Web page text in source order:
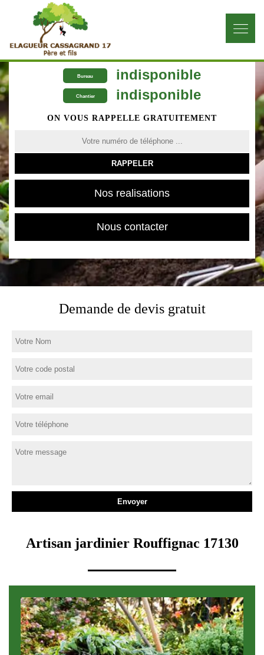
Bureau indisponible
Chantier indisponible
ON VOUS RAPPELLE GRATUITEMENT
Nos realisations
Nous contacter
Demande de devis gratuit
Artisan jardinier Rouffignac 17130